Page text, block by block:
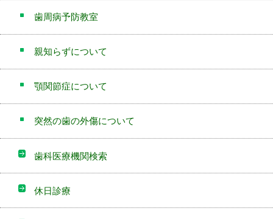
歯周病予防教室
親知らずについて
顎関節症について
突然の歯の外傷について
歯科医療機関検索
休日診療